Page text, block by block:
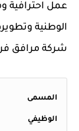
عمل احترافية
الوطنية
شركة مرافق
المسمى
الوظيفي